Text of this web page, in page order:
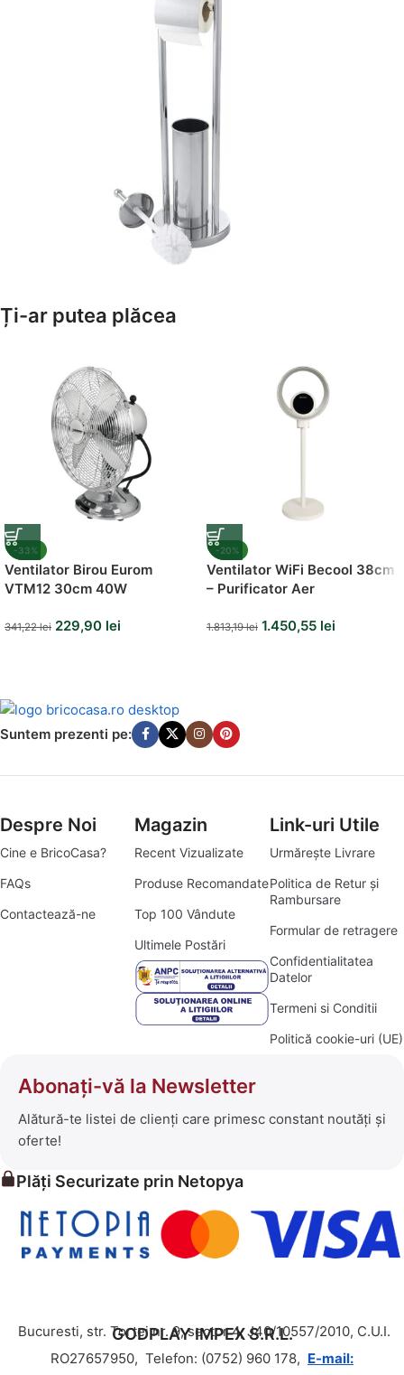
Suporți Hârtie Igenică
Ți-ar putea plăcea
-33%
Ventilator Birou Eurom
VTM12 30cm 40W
341,22lei 229,90 lei
-20%
Ventilator WiFi Becool 38cm
– Purificator Aer
1.813,19lei 1.450,55 lei
Suntem prezenti pe:
Despre Noi
Cine e BricoCasa?
FAQs
Contactează-ne
Magazin
Recent Vizualizate
Produse Recomandate
Top 100 Vândute
Ultimele Postări
Link-uri Utile
Urmărește Livrare
Politica de Retur și
Rambursare
Formular de retragere
Confidentialitatea
Datelor
Termeni si Conditii
Politică cookie-uri (UE)
Abonați-vă la Newsletter
Alătură-te listei de clienți care primesc constant noutăți și
oferte!
Plăți Securizate prin Netopya
GODPLAY IMPEX S.R.L.
Bucuresti, str. Tortei nr. 9, sector 4, J40/10557/2010, C.U.I.
RO27657950, Telefon: (0752) 960 178, E-mail: